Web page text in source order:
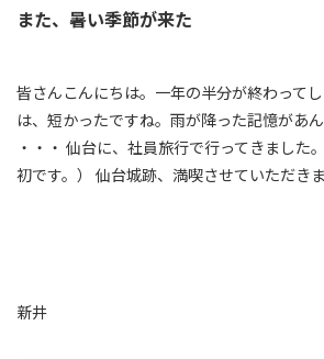
また、暑い季節が来た
皆さんこんにちは。一年の半分が終わって
は、短かったですね。雨が降った記憶があ
・・・ 仙台に、社員旅行で行ってきました
初です。） 仙台城跡、満喫させていただき
新井